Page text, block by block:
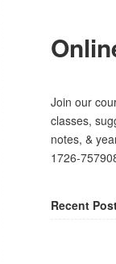
Join our
classes,
notes, &
1726-
Recent